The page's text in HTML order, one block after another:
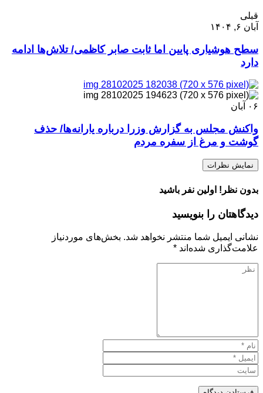
قبلی
آبان ۶, ۱۴۰۴
سطح هوشیاری پایین اما ثابت صابر کاظمی/ تلاش‌ها ادامه
دارد
۰۶ آبان
واکنش مجلس به گزارش وزرا درباره یارانه‌ها/ حذف
گوشت و مرغ از سفره مردم
نمایش نظرات
بدون نظر! اولین نفر باشید
دیدگاهتان را بنویسید
نشانی ایمیل شما منتشر نخواهد شد. بخش‌های موردنیاز
علامت‌گذاری شده‌اند *